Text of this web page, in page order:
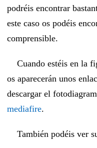
podréis encontrar
este caso os podéis
comprensible.
Cuando estéis en la
os aparecerán unos
descargar el
mediafire.
También podéis ver